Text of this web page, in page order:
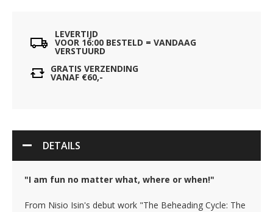
LEVERTIJD
VOOR 16:00 BESTELD = VANDAAG
VERSTUURD
GRATIS VERZENDING
VANAF €60,-
DETAILS
"I am fun no matter what, where or when!"
From Nisio Isin's debut work "The Beheading Cycle: The